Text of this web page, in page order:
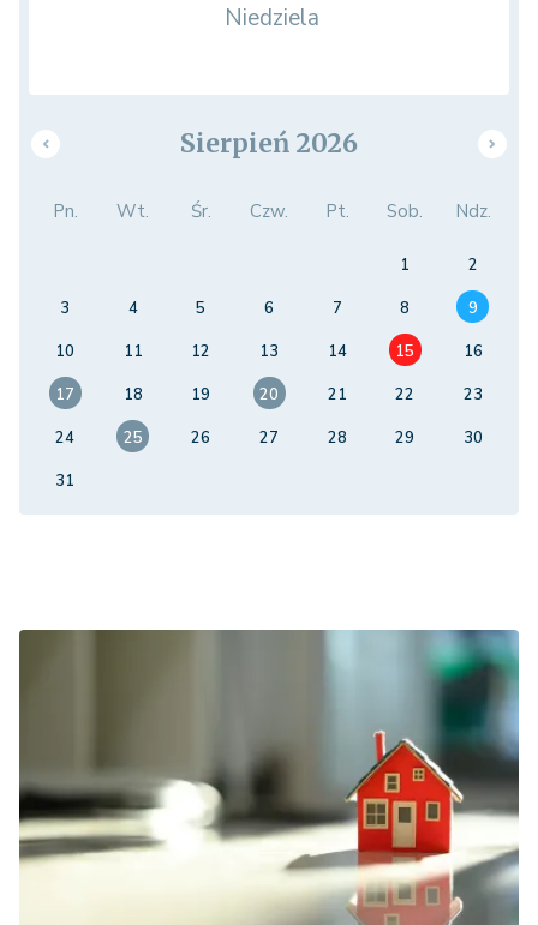
Niedziela
Sierpień 2026
Pn. Wt. Śr. Czw. Pt. Sob. Ndz.
1
2
3
4 5 6 7 8
9
10
11 12 13 14 15
16
17
18 19 20 21 22
23
24
25 26 27 28 29
30
31